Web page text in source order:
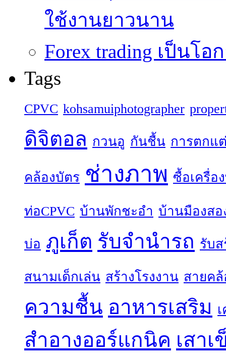
ใช้งานยาวนาน
Forex trading เป็นโ
Tags
CPVC kohsamuiphotographer
ดิจิตอล กวนอู กันชื้น การตกแ
คล้องบัตร ช่างภาพ ซื้อเครื่อ
ท่อCPVC บ้านพักชะอำ บ้านมืองสอ
บ่อ ภูเก็ต รับจำนำรถ รับส
สนามเด็กเล่น สร้างโรงงาน สายคล้
ความชื้น อาหารเสริม
สำอางออร์แกนิค เสาเ